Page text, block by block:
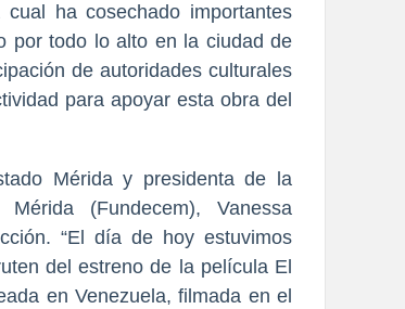
ha cosechado importantes
por todo lo alto en la ciudad de
de autoridades culturales
para apoyar esta obra del
Mérida y presidenta de la
(Fundecem), Vanessa
“El día de hoy estuvimos
del estreno de la película El
en Venezuela, filmada en el